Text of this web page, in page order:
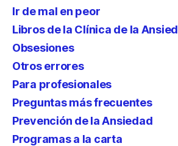
Ir de mal en peor
Libros de la Clínica de la
Obsesiones
Otros errores
Para profesionales
Preguntas más frecuentes
Prevención de la Ansiedad
Programas a la carta